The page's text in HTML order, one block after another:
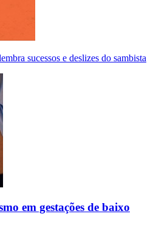
sucessos e deslizes do sambista
em gestações de baixo